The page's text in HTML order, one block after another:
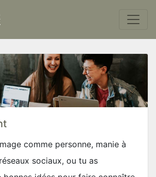
comme personne, manie à
sociaux, ou tu as